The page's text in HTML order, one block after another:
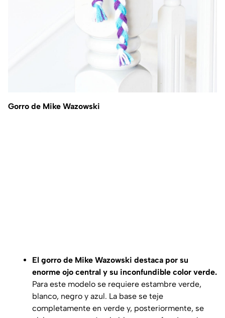
Gorro de Mike Wazowski
El gorro de Mike Wazowski destaca por su
enorme ojo central y su inconfundible color verde.
Para este modelo se requiere estambre verde,
blanco, negro y azul. La base se teje
completamente en verde y, posteriormente, se